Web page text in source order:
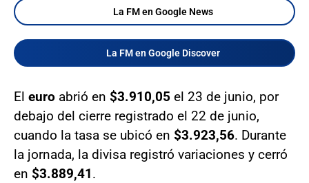
La FM en Google News
La FM en Google Discover
El euro abrió en $3.910,05 el 23 de junio, por
debajo del cierre registrado el 22 de junio,
cuando la tasa se ubicó en $3.923,56. Durante
la jornada, la divisa registró variaciones y cerró
en $3.889,41.